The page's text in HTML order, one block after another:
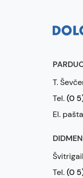
T.
Tel.(0
El.
Tel.(0